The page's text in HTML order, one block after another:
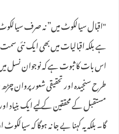
"اقبال سیالکوٹ میں” نہ صرف سیالکوٹ
ہے بلکہ اقبالیات میں بھی ایک نئی
اس بات کا ثبوت ہے کہ نوجوان
طرح سنجیدہ اور تحقیقی شعور پروان
مستقبل کے محققین کے لیے ایک بنیاد
گا۔ بلکہ یہ کہنا بے جا نہ ہوگا کہ